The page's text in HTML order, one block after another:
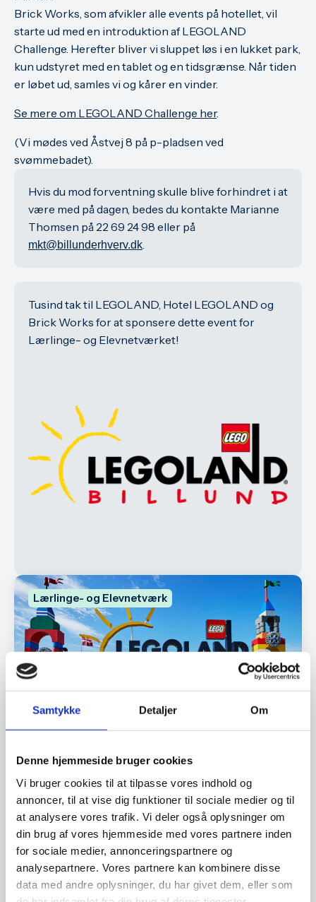
Samtykke Detaljer Om
Denne hjemmeside bruger cookies
Vi bruger cookies til at tilpasse vores indhold og
annoncer, til at vise dig funktioner til sociale medier og til
at analysere vores trafik. Vi deler også oplysninger om
din brug af vores hjemmeside med vores partnere inden
for sociale medier, annonceringspartnere og
analysepartnere. Vores partnere kan kombinere disse
data med andre oplysninger, du har givet dem, eller som
Brick Works, som afvikler alle events på hotellet, vil
starte ud med en introduktion af LEGOLAND
Challenge. Herefter bliver vi sluppet løs i en lukket park,
kun udstyret med en tablet og en tidsgrænse. Når tiden
er løbet ud, samles vi og kårer en vinder.
Se mere om LEGOLAND Challenge her.
(Vi mødes ved Åstvej 8 på p-pladsen ved
svømmebadet).
Hvis du mod forventning skulle blive forhindret i at
være med på dagen, bedes du kontakte Marianne
Thomsen på 22 69 24 98 eller på
mkt@billunderhverv.dk.
Tusind tak til LEGOLAND, Hotel LEGOLAND og
Brick Works for at sponsere dette event for
Lærlinge- og Elevnetværket!
Lærlinge- og Elevnetværk
Praktiske informationer
Dato:
onsdag d. 14. maj 2025
Tidspunkt:
Kl. 14:00 - 16:30